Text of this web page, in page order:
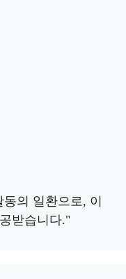
의 일환으로, 이
받습니다."